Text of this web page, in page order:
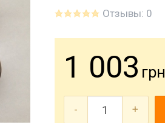
Отзывы: 0
1 003 грн
- +